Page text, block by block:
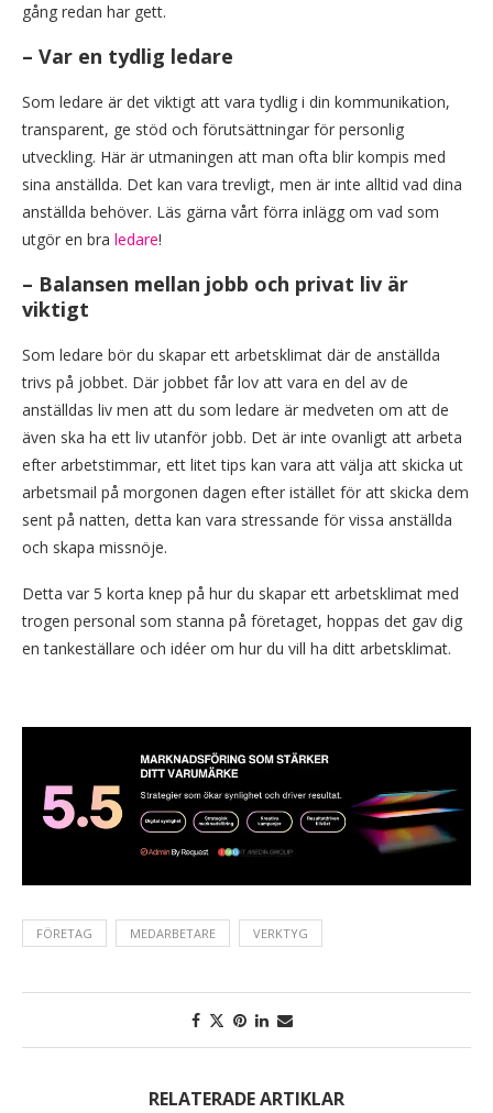
gång redan har gett.
– Var en tydlig ledare
Som ledare är det viktigt att vara tydlig i din kommunikation,
transparent, ge stöd och förutsättningar för personlig
utveckling. Här är utmaningen att man ofta blir kompis med
sina anställda. Det kan vara trevligt, men är inte alltid vad dina
anställda behöver. Läs gärna vårt förra inlägg om vad som
utgör en bra ledare!
– Balansen mellan jobb och privat liv är
viktigt
Som ledare bör du skapar ett arbetsklimat där de anställda
trivs på jobbet. Där jobbet får lov att vara en del av de
anställdas liv men att du som ledare är medveten om att de
även ska ha ett liv utanför jobb. Det är inte ovanligt att arbeta
efter arbetstimmar, ett litet tips kan vara att välja att skicka ut
arbetsmail på morgonen dagen efter istället för att skicka dem
sent på natten, detta kan vara stressande för vissa anställda
och skapa missnöje.
Detta var 5 korta knep på hur du skapar ett arbetsklimat med
trogen personal som stanna på företaget, hoppas det gav dig
en tankeställare och idéer om hur du vill ha ditt arbetsklimat.
FÖRETAG MEDARBETARE VERKTYG
RELATERADE ARTIKLAR